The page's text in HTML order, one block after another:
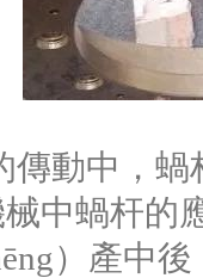
傳動中，
中蝸杆的
）產中